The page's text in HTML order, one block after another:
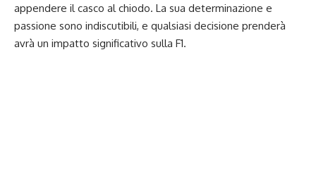
appendere il casco al chiodo. La sua determinazione e
passione sono indiscutibili, e qualsiasi decisione prenderà
avrà un impatto significativo sulla F1.